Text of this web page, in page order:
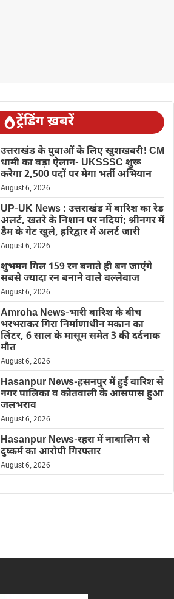
ट्रेंडिंग ख़बरें
उत्तराखंड के युवाओं के लिए खुशखबरी! CM
धामी का बड़ा ऐलान- UKSSSC शुरू
करेगा 2,500 पदों पर मेगा भर्ती अभियान
August 6, 2026
UP-UK News : उत्तराखंड में बारिश का रेड
अलर्ट, खतरे के निशान पर नदियां; श्रीनगर में
डैम के गेट खुले, हरिद्वार में अलर्ट जारी
August 6, 2026
शुभमन गिल 159 रन बनाते ही बन जाएंगे
सबसे ज्यादा रन बनाने वाले बल्लेबाज
August 6, 2026
Amroha News-भारी बारिश के बीच
भरभराकर गिरा निर्माणाधीन मकान का
लिंटर, 6 साल के मासूम समेत 3 की दर्दनाक
मौत
August 6, 2026
Hasanpur News-हसनपुर में हुई बारिश से
नगर पालिका व कोतवाली के आसपास हुआ
जलभराव
August 6, 2026
Hasanpur News-रहरा में नाबालिग से
दुष्कर्म का आरोपी गिरफ्तार
August 6, 2026